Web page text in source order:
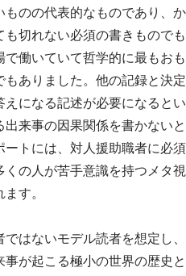
のの代表的なものであり、か
切れない必須の書きものでも
働いていて哲学的に最もおも
もありました。他の記録と決定
になる記述が必要になるとい
来事の因果関係を書かないと
トには、対人援助職者に必須
の人が苦手意識を持つメタ視
す。
はないモデル読者を想定し、
が起こる極小の世界の歴史と